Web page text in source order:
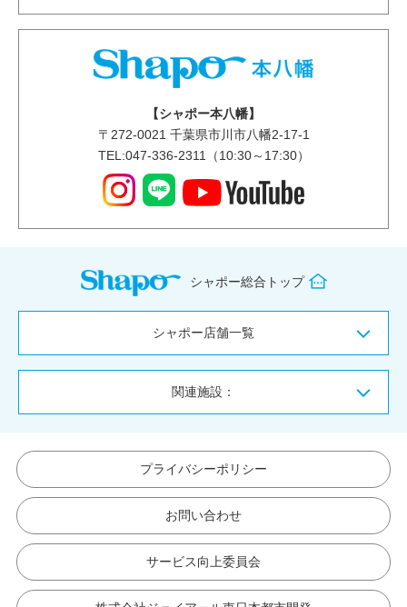
【シャポー本八幡】
〒 272-0021 千葉県市川市八幡2-17-1
TEL:047-336-2311（10:30～17:30）
シャポー総合トップ
シャポー店舗一覧
関連施設：
プライバシーポリシー
お問い合わせ
サービス向上委員会